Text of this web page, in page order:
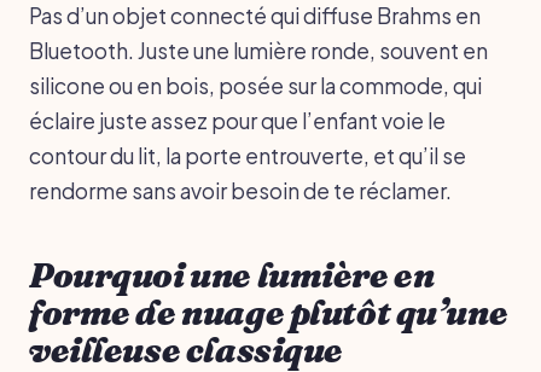
Pas d’un objet connecté qui diffuse Brahms en
Bluetooth. Juste une lumière ronde, souvent en
silicone ou en bois, posée sur la commode, qui
éclaire juste assez pour que l’enfant voie le
contour du lit, la porte entrouverte, et qu’il se
rendorme sans avoir besoin de te réclamer.
Pourquoi une lumière en
forme de nuage plutôt qu’une
veilleuse classique